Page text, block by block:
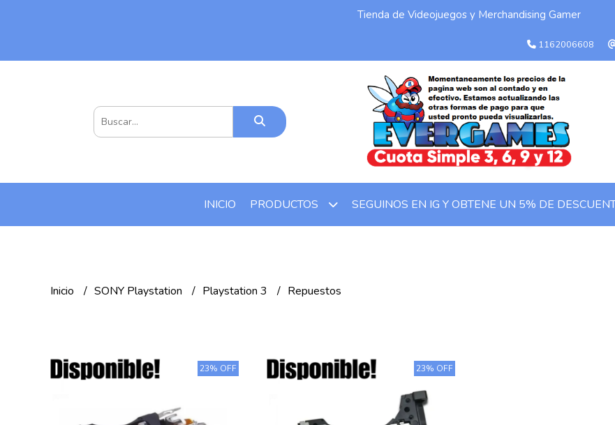
Tienda de Videojuegos y Merchandising Gamer
1162006608
INICIO PRODUCTOS SEGUINOS EN IG Y OBTENE UN 5% DE
Inicio SONY Playstation Playstation 3 Repuestos
23% OFF 23% OFF